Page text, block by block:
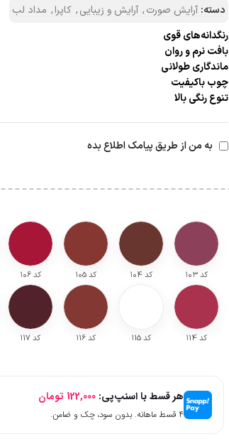
دسته: آرایش صورت, آرایش و زیبایی, کاپرا, مداد لب
رنگدانه‌های قوی
بافت نرم و روان
ماندگاری طولانی
چوب باکیفیت
تنوع رنگی بالا
به من از طریق پیامک اطلاع بده
کد ۱۰۳ کد ۱۰4 کد ۱۰5 کد ۱۰6
کد ۱14 کد ۱15 کد ۱16 کد ۱17
هر قسط با اسنپ‌پی:122,000 تومان
۴ قسط ماهانه. بدون سود، چک و ضامن.